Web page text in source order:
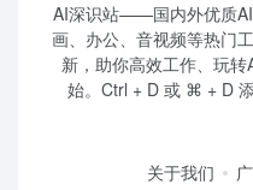
AI深识站——国内外优质AI
画、办公、音视频等热门
新，助你高效工作、玩
始。Ctrl + D 或 ⌘ + D
关于我们